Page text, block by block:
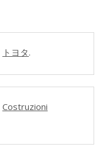
トヨタ.
Costruzioni